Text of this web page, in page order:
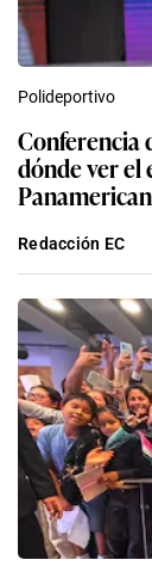
Polideportivo
Conferencia
dónde ver el
Redacción EC